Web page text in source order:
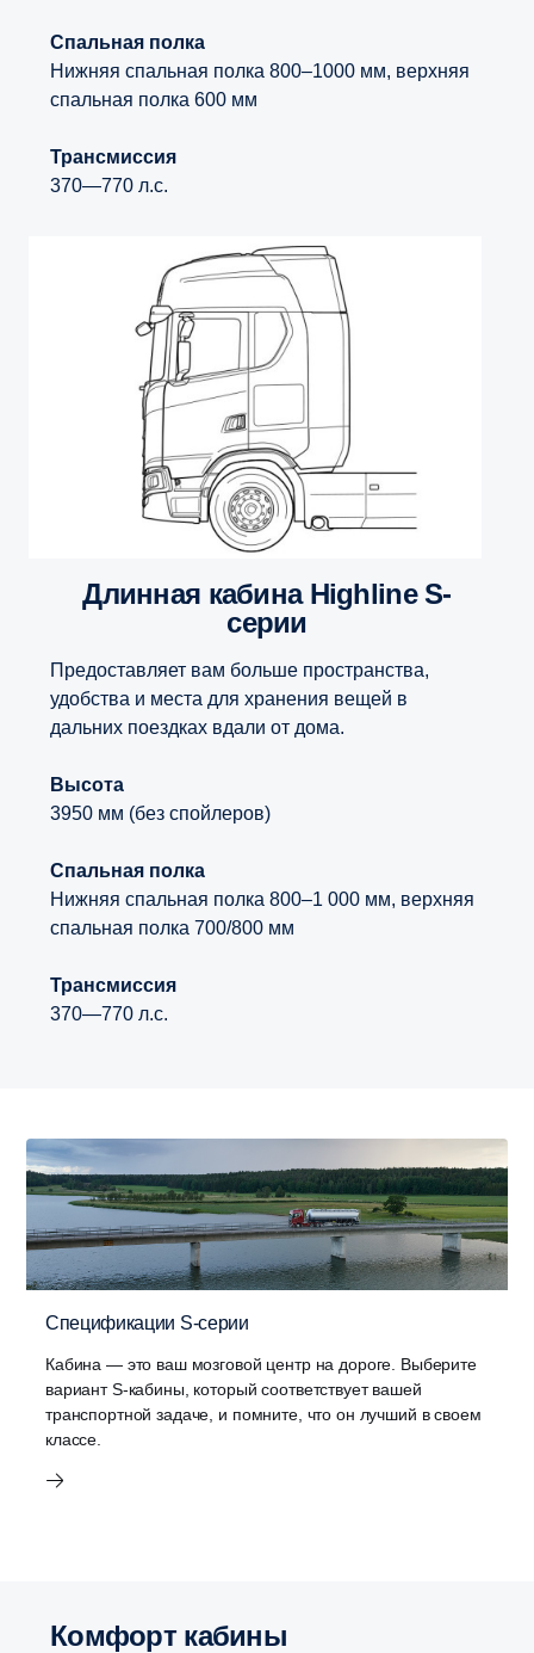
Спальная полка
Нижняя спальная полка 800–1000 мм, верхняя
спальная полка 600 мм
Трансмиссия
370—770 л.с.
Длинная кабина Highline S-
серии
Предоставляет вам больше пространства,
удобства и места для хранения вещей в
дальних поездках вдали от дома.
Высота
3950 мм (без спойлеров)
Спальная полка
Нижняя спальная полка 800–1 000 мм, верхняя
спальная полка 700/800 мм
Трансмиссия
370—770 л.с.
Спецификации S-серии
Кабина — это ваш мозговой центр на дороге. Выберите
вариант S-кабины, который соответствует вашей
транспортной задаче, и помните, что он лучший в своем
классе.
Комфорт кабины